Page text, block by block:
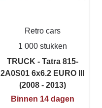
Retro cars
1 000 stukken
TRUCK - Tatra 815-
2A0S01 6x6.2 EURO III
(2008 - 2013)
Binnen 14 dagen